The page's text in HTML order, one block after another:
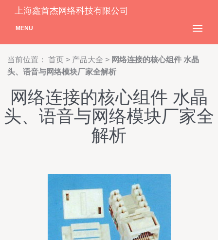
上海鑫首杰网络科技有限公司
MENU
当前位置： 首页 > 产品大全 > 网络连接的核心组件 水晶
头、语音与网络模块厂家全解析
网络连接的核心组件 水晶
头、语音与网络模块厂家全
解析